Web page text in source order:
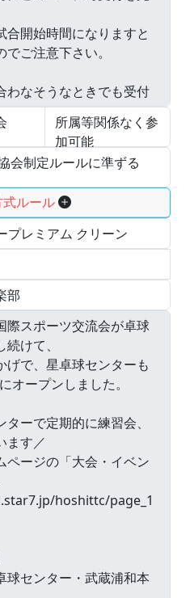
所属等関係なく参
加可能
会制定ルールに準ずる
ルール
プレミアム クリーン
部